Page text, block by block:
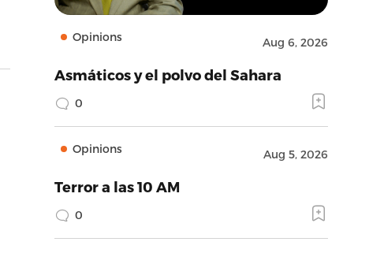
Opinions Aug 6, 2026
Asmáticos y el polvo del Sahara
0
Opinions Aug 5, 2026
Terror a las 10 AM
0